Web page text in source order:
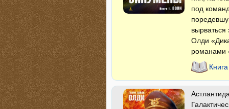
под
Олди
романами